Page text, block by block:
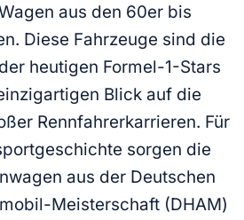
aus den 60er bis
Diese Fahrzeuge sind die
heutigen Formel-1-Stars
Blick auf die
Rennfahrerkarrieren. Für
sorgen die
aus der Deutschen
Meisterschaft (DHAM)